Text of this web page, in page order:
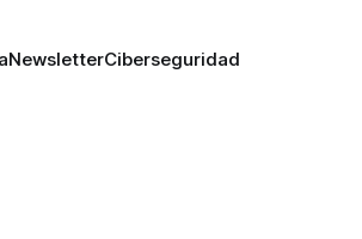
NewsletterCiberseguridad